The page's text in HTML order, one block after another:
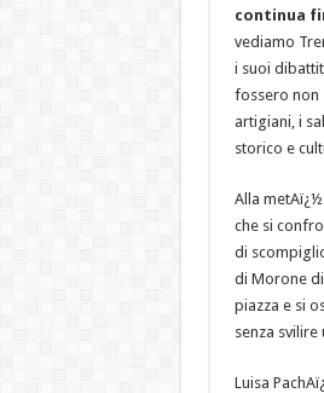
continua
vediamo
i suoi
fossero non
artigiani, i
storico e
Alla
che si
di
di Morone
piazza e si
senza
Luisa